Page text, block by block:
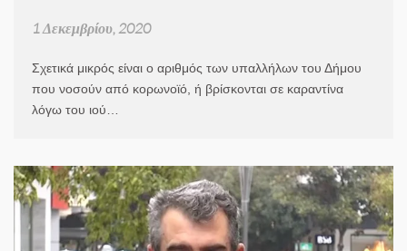
1 Δεκεμβρίου, 2020
Σχετικά μικρός είναι ο αριθμός των υπαλλήλων του Δήμου
που νοσούν από κορωνοϊό, ή βρίσκονται σε καραντίνα
λόγω του ιού…